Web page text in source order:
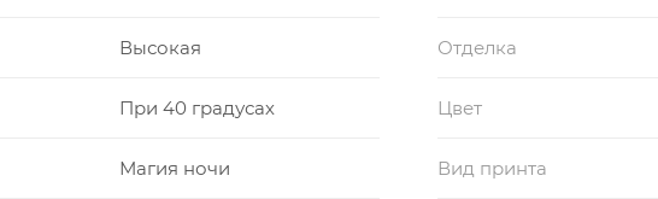
Высокая Отделка
При 40 градусах Цвет
Магия ночи Вид принта